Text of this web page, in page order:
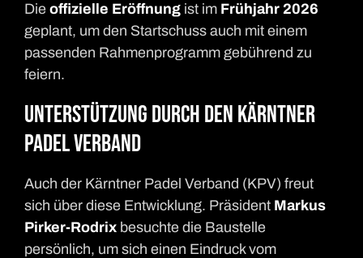
Die offizielle Eröffnung ist im Frühjahr 2026
geplant, um den Startschuss auch mit einem
passenden Rahmenprogramm gebührend zu
feiern.
Unterstützung durch den Kärntner
Padel Verband
Auch der Kärntner Padel Verband (KPV) freut
sich über diese Entwicklung. Präsident Markus
Pirker-Rodrix besuchte die Baustelle
persönlich, um sich einen Eindruck vom